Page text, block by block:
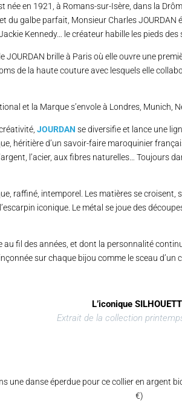
née en 1921, à Romans-sur-Isère, dans la
du galbe parfait, Monsieur Charles
Kennedy… le créateur habille les pieds
JOURDAN brille à Paris où elle ouvre une
de la haute couture avec lesquels elle
et la Marque s’envole à Londres, Munich,
JOURDAN se diversifie et lance une
héritière d’un savoir-faire maroquinier
l’acier, aux fibres naturelles… Toujours
raffiné, intemporel. Les matières se
iconique. Le métal se joue des
au fil des années, et dont la personnalité
sur chaque bijou comme le sceau d’un
L’iconique
Extrait de la collection
une danse éperdue pour ce collier en argent
€)